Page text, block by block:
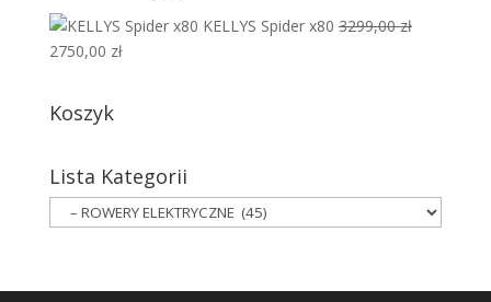
KELLYS Spider x80 3299,00zł
Pierwotna
3299,00 zł.
2750,00 złAktualna
Koszyk
Lista Kategorii